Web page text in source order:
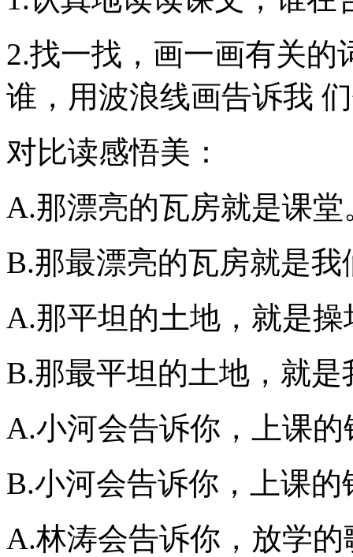
2.找一找，画一画有关
谁，用波浪线画告诉我
对比读感悟美：
A.那漂亮的瓦房就是课堂
B.那最漂亮的瓦房就是我
A.那平坦的土地，就是操
B.那最平坦的土地，就
A.小河会告诉你，上课
B.小河会告诉你，上课
A.林涛会告诉你，放学